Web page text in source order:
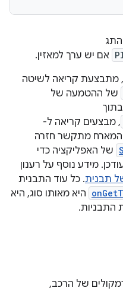
התג
אם יש ערך למאזין.
מתבצעת קריאה לשיטה
של ההטמעה של
, מבצעים קריאה ל-
המארח מתקשר חזרה
של האפליקציה כדי
מידע נוסף על רענון
תבנית. כל עוד התבנית
היא מאותו סוג, היא
התבניות.
של הרכב,